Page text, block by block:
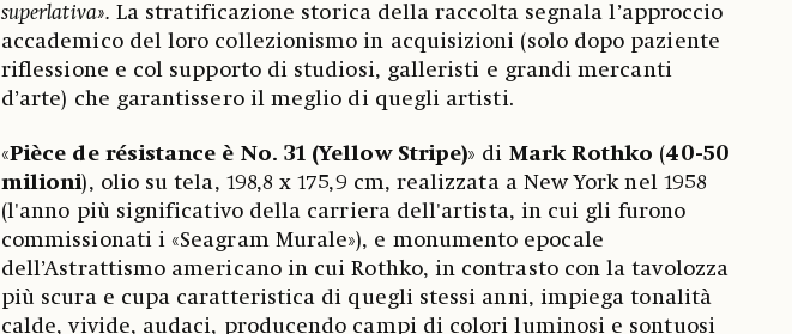
superlativa». La stratificazione storica della raccolta segnala l’approccio
accademico del loro collezionismo in acquisizioni (solo dopo paziente
riflessione e col supporto di studiosi, galleristi e grandi mercanti
d’arte) che garantissero il meglio di quegli artisti.
«Pièce de résistance è No. 31 (Yellow Stripe)» di Mark Rothko (40-50
milioni), olio su tela, 198,8 x 175,9 cm, realizzata a New York nel 1958
(l'anno più significativo della carriera dell'artista, in cui gli furono
commissionati i «Seagram Murale»), e monumento epocale
dell’Astrattismo americano in cui Rothko, in contrasto con la tavolozza
più scura e cupa caratteristica di quegli stessi anni, impiega tonalità
calde, vivide, audaci, producendo campi di colori luminosi e sontuosi